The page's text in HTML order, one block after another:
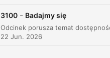
Grzybów
3100 - Badajmy się
22 Jun. 2026